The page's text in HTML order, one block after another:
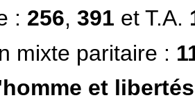
: 256, 391 et T.A.
mixte paritaire :
et